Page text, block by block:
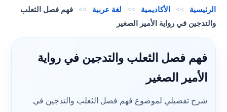
الرئيسية >> الأكاديمية >> لغة عربية >>
فهم فصل الثعلب
والتدجين في رواية الأمير الصغير
فهم فصل الثعلب والتدجين في رواية
الأمير الصغير
شرح تفصيلي لموضوع فهم فصل الثعلب والتدجين في